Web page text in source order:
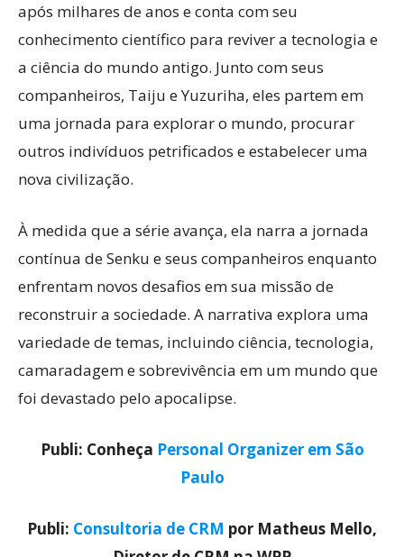
após milhares de anos e conta com seu
conhecimento científico para reviver a tecnologia e
a ciência do mundo antigo. Junto com seus
companheiros, Taiju e Yuzuriha, eles partem em
uma jornada para explorar o mundo, procurar
outros indivíduos petrificados e estabelecer uma
nova civilização.
À medida que a série avança, ela narra a jornada
contínua de Senku e seus companheiros enquanto
enfrentam novos desafios em sua missão de
reconstruir a sociedade. A narrativa explora uma
variedade de temas, incluindo ciência, tecnologia,
camaradagem e sobrevivência em um mundo que
foi devastado pelo apocalipse.
Publi: Conheça Personal Organizer em São
Paulo
Publi: Consultoria de CRM por Matheus Mello,